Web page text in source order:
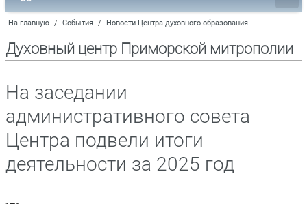
На главную / События / Новости Центра духовного образования
Духовный центр Приморской митрополии
На заседании
административного совета
Центра подвели итоги
деятельности за 2025 год